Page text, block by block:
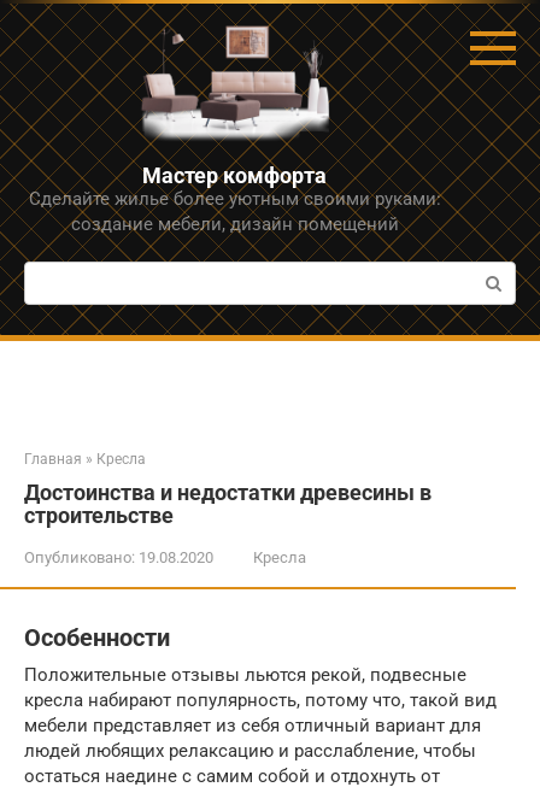
Перейти
к
контенту
Мастер комфорта
Сделайте жилье более уютным своими руками:
создание мебели, дизайн помещений
Поиск:
Главная » Кресла
Достоинства и недостатки древесины в
строительстве
Опубликовано: 19.08.2020 Кресла
Особенности
Положительные отзывы льются рекой, подвесные
кресла набирают популярность, потому что, такой вид
мебели представляет из себя отличный вариант для
людей любящих релаксацию и расслабление, чтобы
остаться наедине с самим собой и отдохнуть от